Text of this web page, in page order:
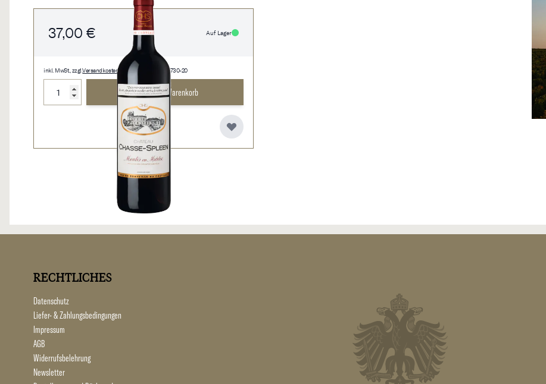
37,00 € Auf Lager
inkl. MwSt., zzgl.Versandkosten • 0,75 l • 49,33 €/l • 0730-20
In den Warenkorb
RECHTLICHES
Datenschutz
Liefer- & Zahlungsbedingungen
Impressum
AGB
Widerrufsbelehrung
Newsletter